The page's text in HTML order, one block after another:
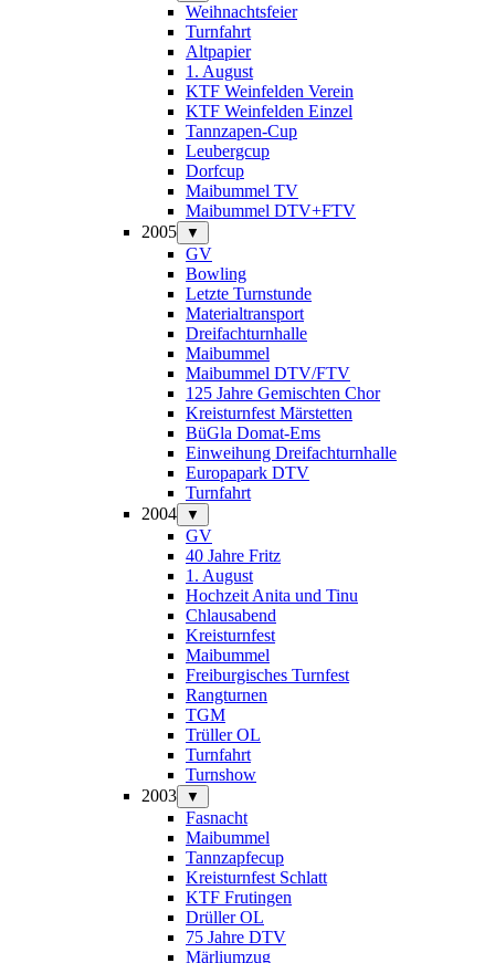
Weihnachtsfeier
Turnfahrt
Altpapier
1. August
KTF Weinfelden Verein
KTF Weinfelden Einzel
Tannzapen-Cup
Leubergcup
Dorfcup
Maibummel TV
Maibummel DTV+FTV
2005
▼
GV
Bowling
Letzte Turnstunde
Materialtransport
Dreifachturnhalle
Maibummel
Maibummel DTV/FTV
125 Jahre Gemischten Chor
Kreisturnfest Märstetten
BüGla Domat-Ems
Einweihung Dreifachturnhalle
Europapark DTV
Turnfahrt
2004
▼
GV
40 Jahre Fritz
1. August
Hochzeit Anita und Tinu
Chlausabend
Kreisturnfest
Maibummel
Freiburgisches Turnfest
Rangturnen
TGM
Trüller OL
Turnfahrt
Turnshow
2003
▼
Fasnacht
Maibummel
Tannzapfecup
Kreisturnfest Schlatt
KTF Frutingen
Drüller OL
75 Jahre DTV
Märliumzug